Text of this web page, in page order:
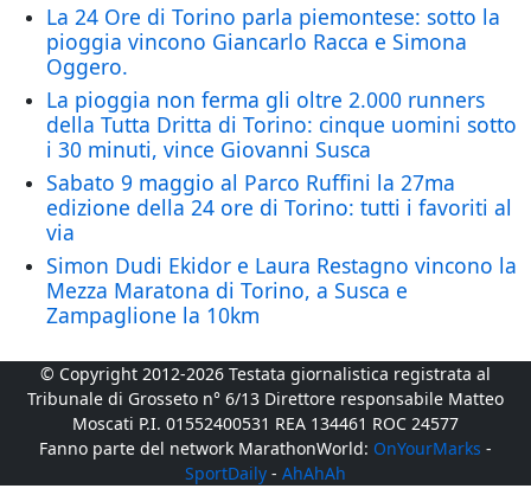
La 24 Ore di Torino parla piemontese: sotto la
pioggia vincono Giancarlo Racca e Simona
Oggero.
La pioggia non ferma gli oltre 2.000 runners
della Tutta Dritta di Torino: cinque uomini sotto
i 30 minuti, vince Giovanni Susca
Sabato 9 maggio al Parco Ruffini la 27ma
edizione della 24 ore di Torino: tutti i favoriti al
via
Simon Dudi Ekidor e Laura Restagno vincono la
Mezza Maratona di Torino, a Susca e
Zampaglione la 10km
© Copyright 2012-2026 Testata giornalistica registrata al
Tribunale di Grosseto n° 6/13 Direttore responsabile Matteo
Moscati P.I. 01552400531 REA 134461 ROC 24577
Fanno parte del network MarathonWorld: OnYourMarks -
SportDaily - AhAhAh